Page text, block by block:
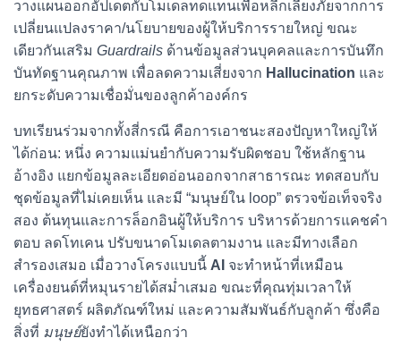
วางแผนออกอัปเดตกับโมเดลทดแทนเพื่อหลีกเลี่ยงภัยจากการ
เปลี่ยนแปลงราคา/นโยบายของผู้ให้บริการรายใหญ่ ขณะ
เดียวกันเสริม Guardrails ด้านข้อมูลส่วนบุคคลและการบันทึก
บันทัดฐานคุณภาพ เพื่อลดความเสี่ยงจาก Hallucination และ
ยกระดับความเชื่อมั่นของลูกค้าองค์กร
บทเรียนร่วมจากทั้งสี่กรณี คือการเอาชนะสองปัญหาใหญ่ให้
ได้ก่อน: หนึ่ง ความแม่นยำกับความรับผิดชอบ ใช้หลักฐาน
อ้างอิง แยกข้อมูลละเอียดอ่อนออกจากสาธารณะ ทดสอบกับ
ชุดข้อมูลที่ไม่เคยเห็น และมี “มนุษย์ใน loop” ตรวจข้อเท็จจริง
สอง ต้นทุนและการล็อกอินผู้ให้บริการ บริหารด้วยการแคชคำ
ตอบ ลดโทเคน ปรับขนาดโมเดลตามงาน และมีทางเลือก
สำรองเสมอ เมื่อวางโครงแบบนี้ AI จะทำหน้าที่เหมือน
เครื่องยนต์ที่หมุนรายได้สม่ำเสมอ ขณะที่คุณทุ่มเวลาให้
ยุทธศาสตร์ ผลิตภัณฑ์ใหม่ และความสัมพันธ์กับลูกค้า ซึ่งคือ
สิ่งที่ มนุษย์ยังทำได้เหนือกว่า